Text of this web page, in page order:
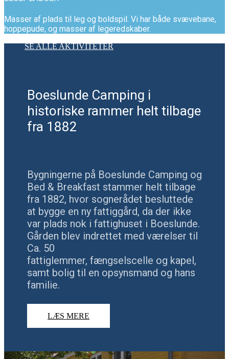
Masser af plads til leg og boldspil. Vi har både svævebane,
hoppepude, og masser af legeredskaber.
SE ALLE AKTIVITETER
Boeslunde Camping i
historiske rammer helt tilbage
fra 1882
Bygningerne på Boeslunde Camping og
Bed & Breakfast stammer helt tilbage
fra 1882, hvor sognerådet besluttede
at bygge en ny fattiggård, da der ikke
var plads nok i fattighuset i Boeslunde.
Gården blev indrettet med værelser til
Ca. 50
fattiglemmer, fængselscelle og kapel,
samt bolig til en opsynsmand og hans
familie.
LÆS MERE